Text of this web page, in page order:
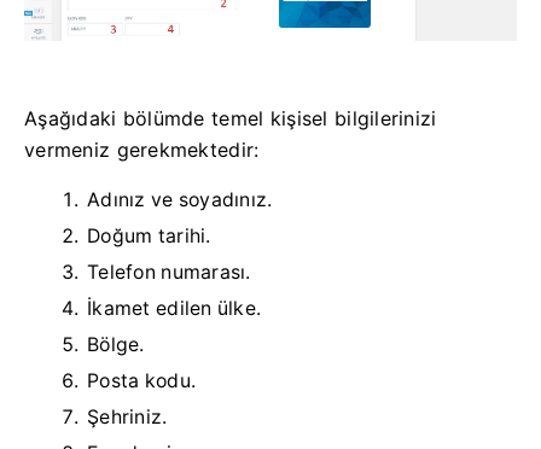
Aşağıdaki bölümde temel kişisel bilgilerinizi
vermeniz gerekmektedir:
Adınız ve soyadınız.
Doğum tarihi.
Telefon numarası.
İkamet edilen ülke.
Bölge.
Posta kodu.
Şehriniz.